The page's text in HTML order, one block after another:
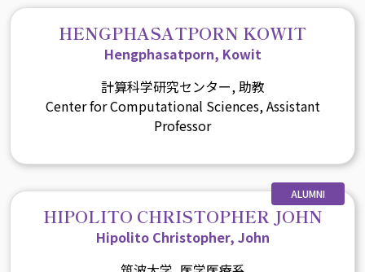
HENGPHASATPORN KOWIT
Hengphasatporn, Kowit
計算科学研究センター, 助教
Center for Computational Sciences, Assistant
Professor
ALUMNI
HIPOLITO CHRISTOPHER JOHN
Hipolito Christopher, John